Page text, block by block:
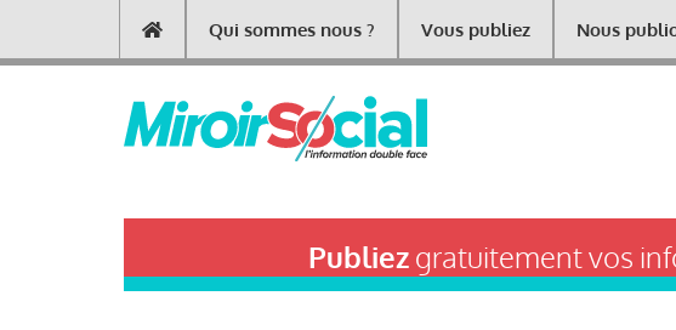
contenu
Main
navigation
Qui sommes nous ? Vous publiez Nous
Publiezgratuitement vos